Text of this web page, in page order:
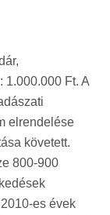
1.000.000 Ft. A
elrendelése
követett.
800-900
es évek